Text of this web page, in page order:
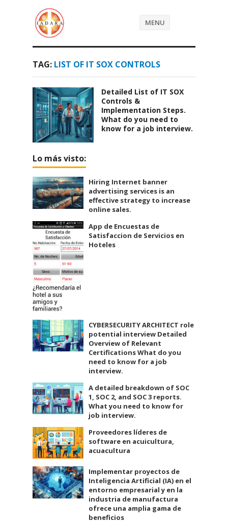
MENU
TAG: LIST OF IT SOX CONTROLS
Detailed List of IT SOX
Controls &
Implementation Steps.
What do you need to
know for a job interview.
Lo más visto:
Hiring Internet banner
advertising services is an
effective strategy to increase
online sales.
App de Encuestas de
Satisfaccion de Servicios en
Hoteles
CYBERSECURITY ARCHITECT role
potential interview Detailed
Overview of Relevant
Certifications What do you
need to know for a job
interview.
A detailed breakdown of SOC
1, SOC 2, and SOC 3 reports.
What you need to know for
job interview.
Proveedores líderes de
software en acuicultura,
acuacultura
Implementar proyectos de
Inteligencia Artificial (IA) en el
entorno empresarial y en la
industria de manufactura
ofrece una amplia gama de
beneficios